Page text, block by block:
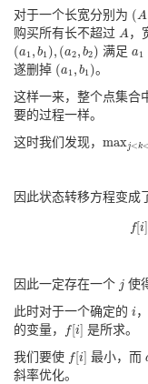
对于一个长宽分别为 (A
( A
购买所有长不超过 A
A ，
(a1, b1), (a2, b2)
( b1 ), a 2 满足a1
a1
遂删掉 (a1, b1)
(a b1 ) 。
这样一来，整个点集合
要的过程一样。
这时我们发现， maxj<k<
因此状态转移方程变成
f[i]
f[i]
因此一定存在一个 j
j 使
此时对于一个确定的 i
i ，
的变量，
f[i]
f[i] 是所求。
我们要使 f[i]
f[i] 最小，而
斜率优化。